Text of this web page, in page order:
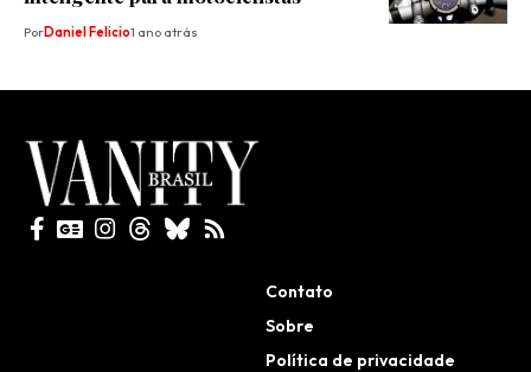
PorDaniel Felicio1 ano atrás
Contato
Sobre
Política de privacidade